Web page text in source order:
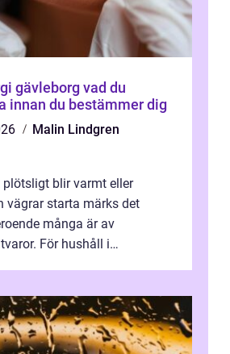
vad du
innan du bestämmer dig
Malin Lindgren
plötsligt blir varmt eller
vägrar starta märks det
många är av
För hushåll i